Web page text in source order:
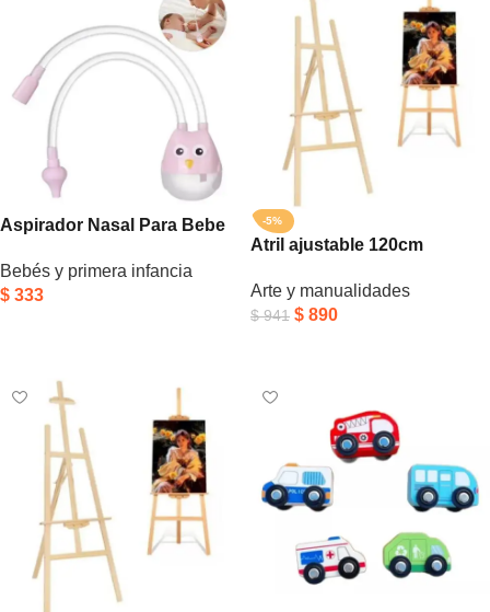
Aspirador Nasal Para Bebe
Mocos Rosa Pálido
Bebés y primera infancia
$ 333
-5%
Atril ajustable 120cm
Arte y manualidades
$941 $ 890